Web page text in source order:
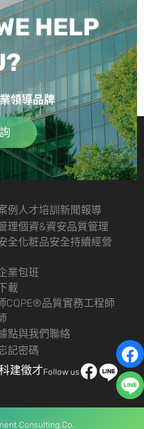
HELP
領導品牌
例 人才培訓新聞報導
理個資&資安品質管理
全化粧品安全持續經營
業包班
載
CQPE®品質實務工程師
點與我們聯絡
記密碼
建徵才Follow us
Consulting,Co.